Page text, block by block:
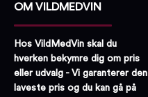
OM VILDMEDVIN
Hos VildMedVin skal du
hverken bekymre dig om pris
eller udvalg - Vi garanterer den
laveste pris og du kan gå på